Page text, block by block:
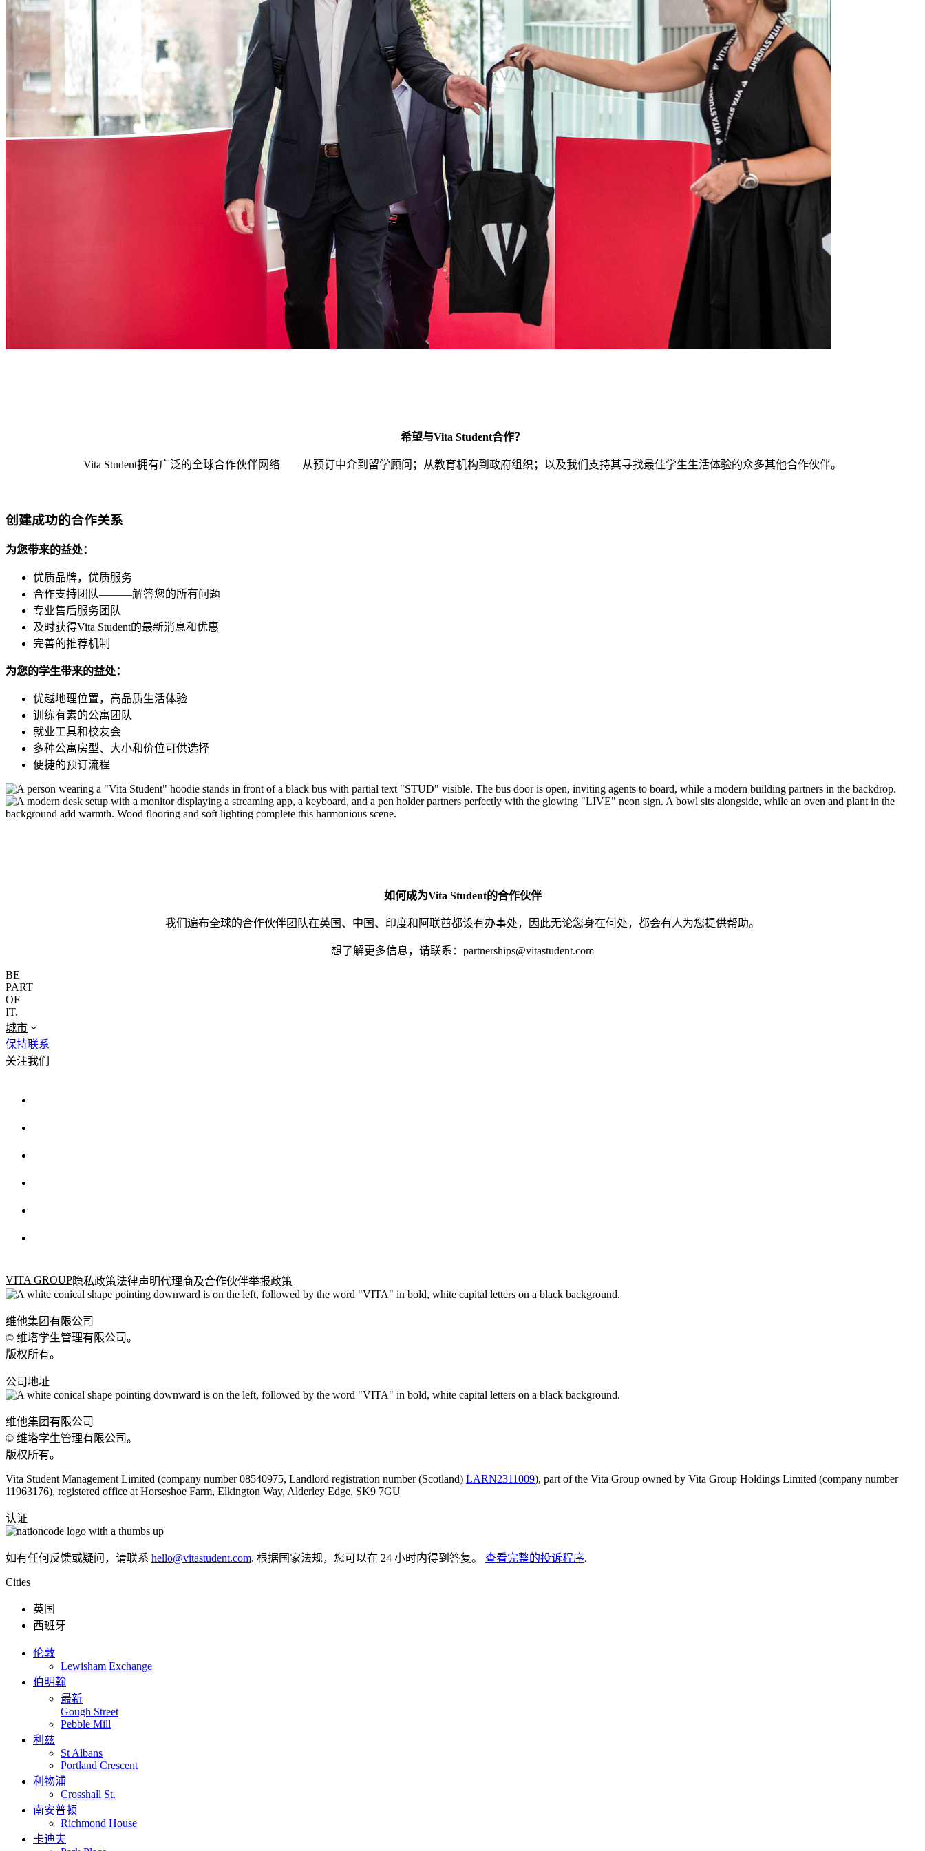
希望与Vita Student合作？
Vita Student拥有广泛的全球合作伙伴网络——从预订中介到留学顾问；从教育机构到政府组织；以及我们支持其寻找最佳学生生活体验的众多其他合作伙伴。
创建成功的合作关系
为您带来的益处：
优质品牌，优质服务
合作支持团队———解答您的所有问题
专业售后服务团队
及时获得Vita Student的最新消息和优惠
完善的推荐机制
为您的学生带来的益处：
优越地理位置，高品质生活体验
训练有素的公寓团队
就业工具和校友会
多种公寓房型、大小和价位可供选择
便捷的预订流程
如何成为Vita Student的合作伙伴
我们遍布全球的合作伙伴团队在英国、中国、印度和阿联酋都设有办事处，因此无论您身在何处，都会有人为您提供帮助。
想了解更多信息，请联系：partnerships@vitastudent.com
BE
PART
OF
IT.
城市
保持联系
关注我们
VITA GROUP隐私政策法律声明代理商及合作伙伴举报政策
维他集团有限公司
© 维塔学生管理有限公司。
版权所有。
公司地址
维他集团有限公司
© 维塔学生管理有限公司。
版权所有。
Vita Student Management Limited (company number 08540975, Landlord registration number (Scotland) LARN2311009), part of the Vita Group owned by Vita Group Holdings Limited (company number
11963176), registered office at Horseshoe Farm, Elkington Way, Alderley Edge, SK9 7GU
认证
如有任何反馈或疑问，请联系 hello@vitastudent.com. 根据国家法规，您可以在 24 小时内得到答复。 查看完整的投诉程序.
Cities
英国
西班牙
伦敦
Lewisham Exchange
伯明翰
最新
Gough Street
Pebble Mill
利兹
St Albans
Portland Crescent
利物浦
Crosshall St.
南安普顿
Richmond House
卡迪夫